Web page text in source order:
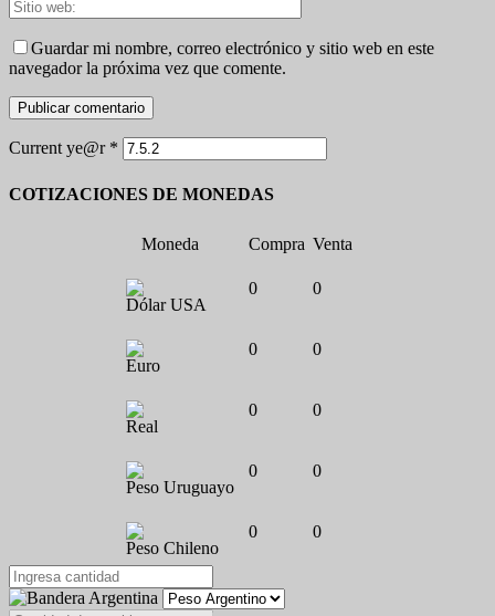
Guardar mi nombre, correo electrónico y sitio web en este
navegador la próxima vez que comente.
Current ye@r *
COTIZACIONES DE MONEDAS
Moneda Compra Venta
Dólar USA
0 0
Euro
0 0
Real
0 0
Peso Uruguayo
0 0
Peso Chileno
0 0